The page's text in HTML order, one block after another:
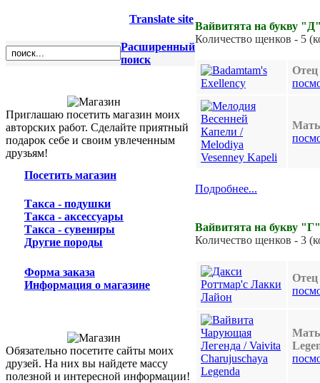
Translate site
Расширенный
поиск
Приглашаю посетить магазин моих
авторских работ. Сделайте приятный
подарок себе и своим увлеченным
друзьям!
Посетить магазин
Такса - подушки
Такса - аксессуары
Такса - сувениры
Другие породы
Форма заказа
Информация о магазине
Обязательно посетите сайты моих
друзей. На них вы найдете массу
полезной и интересной информации!
Вайвитята на букву
Количество щенков - 5
Отец
Подробнее...
Вайвитята на букву
Количество щенков - 3
Отец